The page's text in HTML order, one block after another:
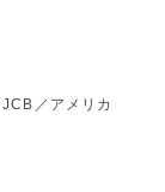
／アメリカ